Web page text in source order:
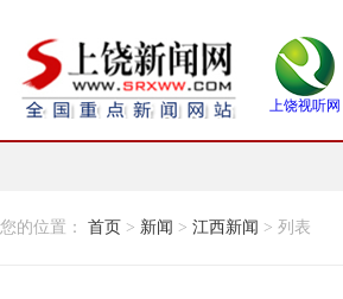
上饶视听网
您的位置： 首页 > 新闻 > 江西新闻 > 列表